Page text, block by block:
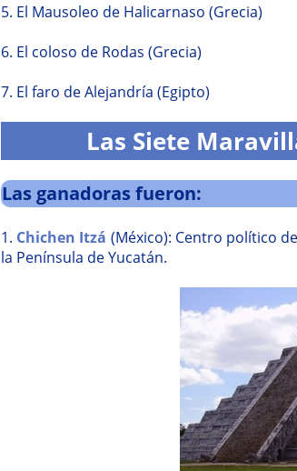
5. El Mausoleo de Halicarnaso (Grecia)
6. El coloso de Rodas (Grecia)
7. El faro de Alejandría (Egipto)
Las Siete
Las ganadoras fueron:
1. Chichen Itzá (México): Centro político
la Península de Yucatán.